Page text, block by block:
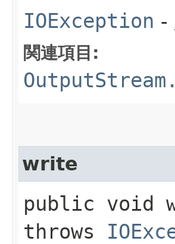
IOException -
関連項目:
write
public
throws